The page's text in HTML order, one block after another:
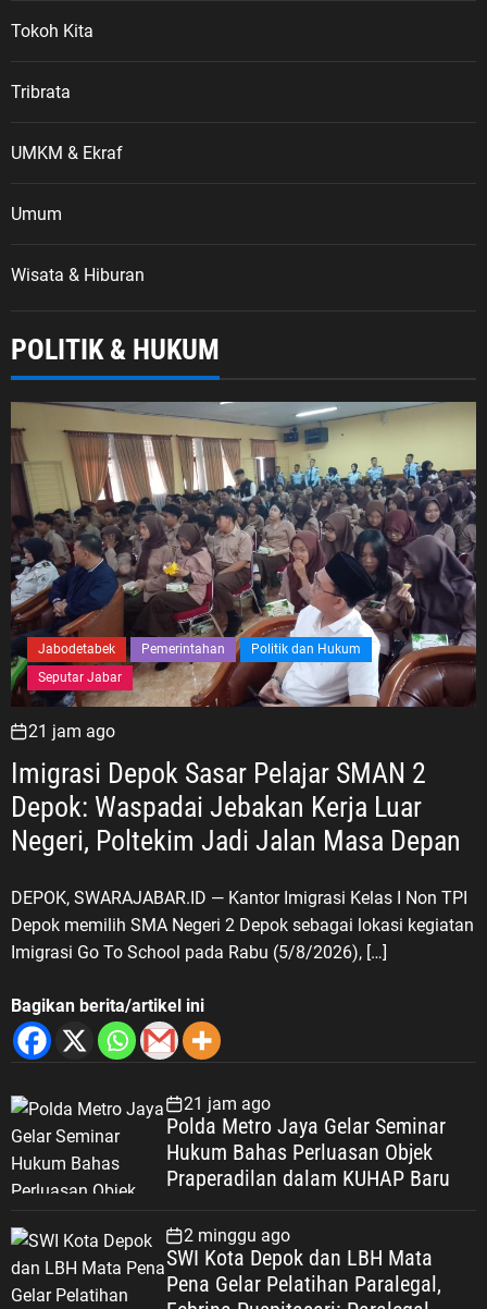
Tokoh Kita
Tribrata
UMKM & Ekraf
Umum
Wisata & Hiburan
POLITIK & HUKUM
Jabodetabek Pemerintahan
Politik dan Hukum
Seputar Jabar
21 jam ago
Imigrasi Depok Sasar Pelajar SMAN 2
Depok: Waspadai Jebakan Kerja Luar
DEPOK, SWARAJABAR.ID — Kantor Imigrasi Kelas I Non TPI
Depok memilih SMA Negeri 2 Depok sebagai lokasi kegiatan
Imigrasi Go To School pada Rabu (5/8/2026), […]
Bagikan berita/artikel ini
21 jam ago
Polda Metro Jaya Gelar Seminar
Hukum Bahas Perluasan Objek
Praperadilan dalam KUHAP Baru
2 minggu ago
SWI Kota Depok dan LBH Mata
Pena Gelar Pelatihan Paralegal,